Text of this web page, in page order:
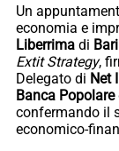
Un
economia e
Liberrima di Bari
Extit Strategy,
Delegato di Net
Banca Popolare
confermando il
economico-